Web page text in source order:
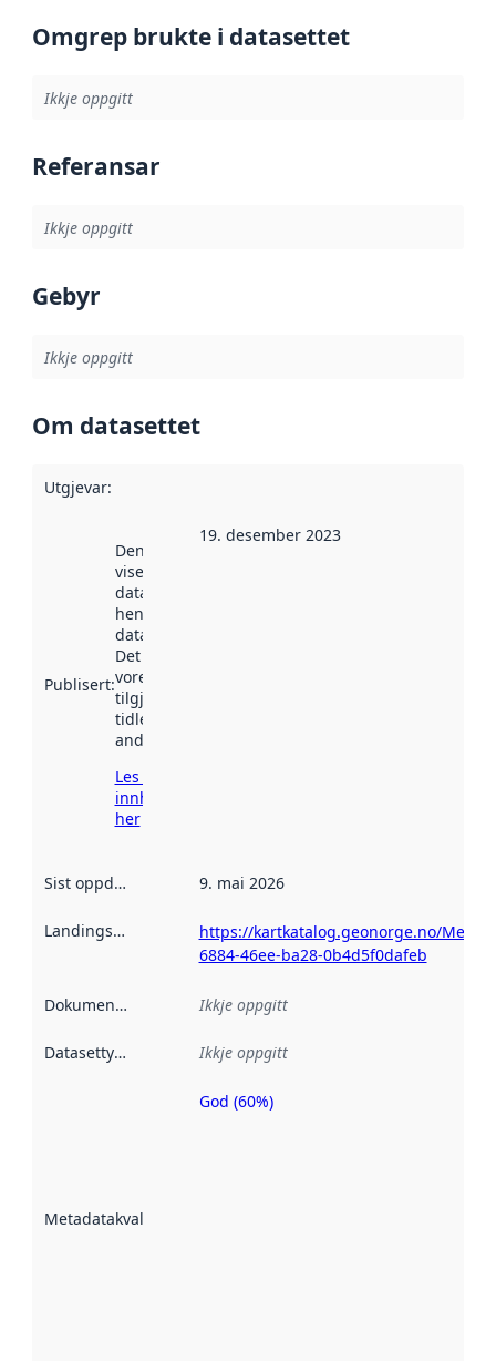
Omgrep brukte i datasettet
Ikkje oppgitt
Referansar
Ikkje oppgitt
Gebyr
Ikkje oppgitt
Om datasettet
Utgjevar:
Publisert:
Denne datoen
viser når
datasettet vart
henta inn av
data.norge.no.
Det kan ha
vore
tilgjengeleg
tidlegare
andre stader.
Les meir om
innhenting
her
19. desember 2023
Sist oppdatert 9. mai 2026
Landingsside
https://kartkatalog.geonorge.no/
6884-46ee-ba28-0b4d5f0dafeb
Dokumentasjon Ikkje oppgitt
Datasettype Ikkje oppgitt
Metadatakvalitet
Metadatakvalitet
God (60%)